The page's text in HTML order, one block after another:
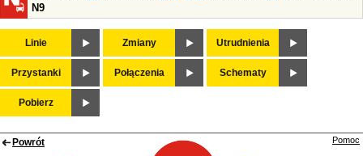
N9
Linie Zmiany Utrudnienia
Przystanki Połączenia Schematy
Pobierz
Powrót Pomoc